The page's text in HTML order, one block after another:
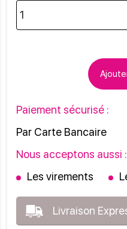
Paiement sécurisé :
Par Carte Bancaire
Nous acceptons aussi :
Les virements
Livraison